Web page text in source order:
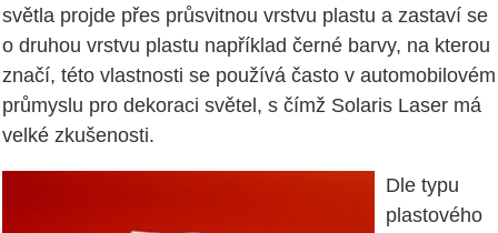
světla projde přes průsvitnou vrstvu plastu a zastaví se
o druhou vrstvu plastu například černé barvy, na kterou
značí, této vlastnosti se používá často v automobilovém
průmyslu pro dekoraci světel, s čímž Solaris Laser má
velké zkušenosti.
Dle typu
plastového